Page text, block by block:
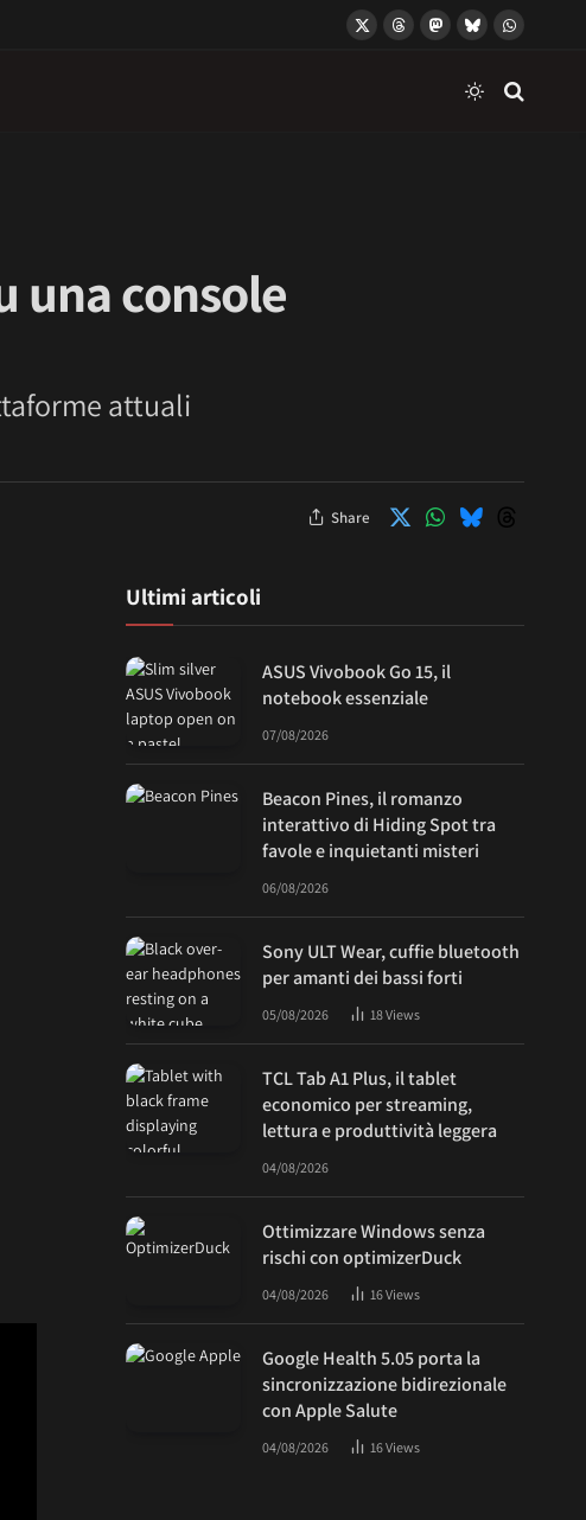
X
ThreadsMastodon
BlueskyWhatsApp
una console
attuali
Share
Ultimi articoli
ASUS Vivobook Go 15, il
notebook essenziale
07/08/2026
Beacon Pines, il romanzo
interattivo di Hiding Spot tra
favole e inquietanti misteri
06/08/2026
Sony ULT Wear, cuffie bluetooth
per amanti dei bassi forti
05/08/2026 18Views
TCL Tab A1 Plus, il tablet
economico per streaming,
lettura e produttività leggera
04/08/2026
Ottimizzare Windows senza
rischi con optimizerDuck
04/08/2026 16Views
Google Health 5.05 porta la
sincronizzazione bidirezionale
con Apple Salute
04/08/2026 16Views